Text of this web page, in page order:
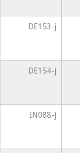
DE153-j
DE154-j
IN088-j